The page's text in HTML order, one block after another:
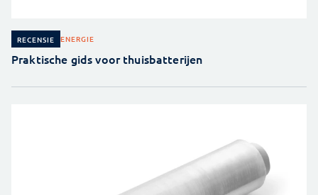
RECENSIE ENERGIE
Praktische gids voor thuisbatterijen